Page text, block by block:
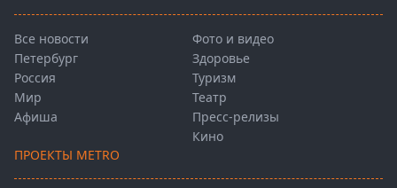
Все новости
Петербург
Россия
Мир
Афиша
Фото и видео
Здоровье
Туризм
Театр
Пресс-релизы
Кино
ПРОЕКТЫ METRO